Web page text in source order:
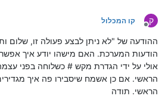
ק
מנותק
קו המכלול
ההודעה של "לא ניתן לבצע פעולה זו, שלום
הודעות המערכת. האם מישהו יודע איך
אולי על ידי הגדרת מקש # כשלוחה בפני
הראשי. אם כן אשמח שיסבירו פה איך
הראשי. תודה